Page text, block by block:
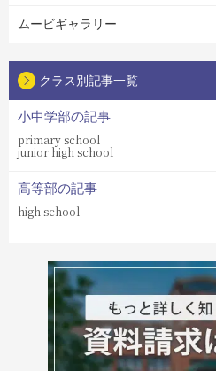
ムービギャラリー
クラス別記事一覧
小中学部の記事
primary school
junior high school
高等部の記事
high school